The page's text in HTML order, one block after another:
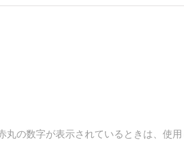
の数字が表示されているときは、使